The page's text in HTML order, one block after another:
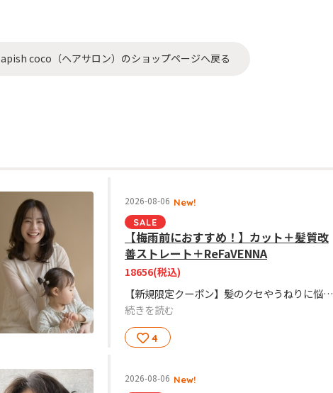
apish coco（ヘアサロン）のショップページへ戻る
2026-08-06 New!
SALE
【梅雨前におすすめ！】カット＋髪質改
善ストレート＋ReFaVENNA
18656(税込)
【新規限定クーポン】髪のクセやうねりに悩んでいる方におすすめ！最先端の髪や肌と同じ弱酸性のやさしいパーマ液でクセやボリュームを改善し、仕上がりも自然なストレートヘアで髪も柔らかく綺麗にまとまります！
続きを読む
4
2026-08-06 New!